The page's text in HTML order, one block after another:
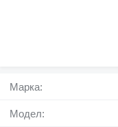
Марка:
Модел: